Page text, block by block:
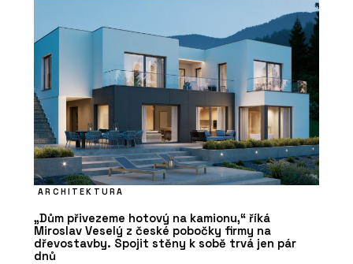
ARCHITEKTURA
„Dům přivezeme hotový na kamionu,“ říká
Miroslav Veselý z české pobočky firmy na
dřevostavby. Spojit stěny k sobě trvá jen pár
dnů